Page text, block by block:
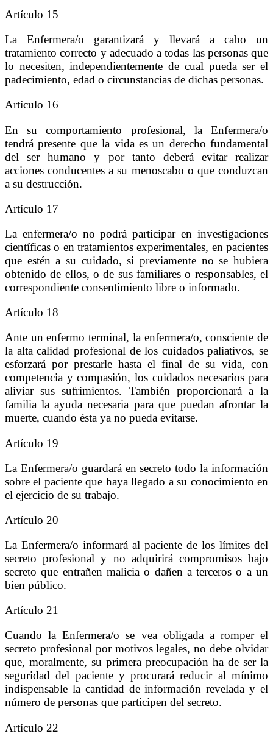
Artículo 15
La Enfermera/o garantizará y llevará a cabo un
tratamiento correcto y adecuado a todas las personas que
lo necesiten, independientemente de cual pueda ser el
padecimiento, edad o circunstancias de dichas personas.
Artículo 16
En su comportamiento profesional, la Enfermera/o
tendrá presente que la vida es un derecho fundamental
del ser humano y por tanto deberá evitar realizar
acciones conducentes a su menoscabo o que conduzcan
a su destrucción.
Artículo 17
La enfermera/o no podrá participar en investigaciones
científicas o en tratamientos experimentales, en pacientes
que estén a su cuidado, si previamente no se hubiera
obtenido de ellos, o de sus familiares o responsables, el
correspondiente consentimiento libre o informado.
Artículo 18
Ante un enfermo terminal, la enfermera/o, consciente de
la alta calidad profesional de los cuidados paliativos, se
esforzará por prestarle hasta el final de su vida, con
competencia y compasión, los cuidados necesarios para
aliviar sus sufrimientos. También proporcionará a la
familia la ayuda necesaria para que puedan afrontar la
muerte, cuando ésta ya no pueda evitarse.
Artículo 19
La Enfermera/o guardará en secreto todo la información
sobre el paciente que haya llegado a su conocimiento en
el ejercicio de su trabajo.
Artículo 20
La Enfermera/o informará al paciente de los límites del
secreto profesional y no adquirirá compromisos bajo
secreto que entrañen malicia o dañen a terceros o a un
bien público.
Artículo 21
Cuando la Enfermera/o se vea obligada a romper el
secreto profesional por motivos legales, no debe olvidar
que, moralmente, su primera preocupación ha de ser la
seguridad del paciente y procurará reducir al mínimo
indispensable la cantidad de información revelada y el
número de personas que participen del secreto.
Artículo 22